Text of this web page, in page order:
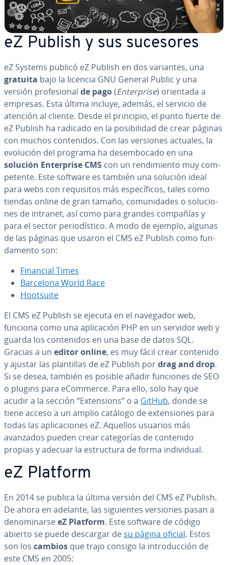
eZ Publish y sus sucesores
eZ Systems publicó eZ Publish en dos variantes, una
gratuita bajo la licencia GNU General Public y una
versión pro­fe­sio­nal de pago(En­te­r­pri­se) orientada a
empresas. Esta última incluye, además, el servicio de
atención al cliente. Desde el principio, el punto fuerte de
eZ Publish ha radicado en la po­si­bi­li­dad de crear páginas
con muchos co­n­te­ni­dos. Con las versiones actuales, la
evolución del programa ha desem­bo­ca­do en una
solución En­te­r­pri­se CMS con un re­n­di­mie­n­to muy co­m­
pe­te­n­te. Este software es también una solución ideal
para webs con re­qui­si­tos más es­pe­cí­fi­cos, tales como
tiendas online de gran tamaño, co­mu­ni­da­des o so­lu­cio­
nes de intranet, así como para grandes compañías y
para el sector pe­rio­dí­s­ti­co. A modo de ejemplo, algunas
de las páginas que usaron el CMS eZ Publish como fu­n­
da­me­n­to son:
Financial Times
Barcelona World Race
Hootsuite
El CMS eZ Publish se ejecuta en el navegador web,
funciona como una apli­ca­ción PHP en un servidor web y
guarda los co­n­te­ni­dos en una base de datos SQL.
Gracias a un editor online, es muy fácil crear contenido
y ajustar las pla­n­ti­llas de eZ Publish pordrag and drop.
Si se desea, también es posible añadir funciones de SEO
o plugins para eCommerce. Para ello, solo hay que
acudir a la sección “Ex­te­n­sio­ns” o a GitHub, donde se
tiene acceso a un amplio catálogo de ex­te­n­sio­nes para
todas las apli­ca­cio­nes eZ. Aquellos usuarios más
avanzados pueden crear ca­te­go­rías de contenido
propias y adecuar la es­tru­c­tu­ra de forma in­di­vi­dual.
eZ Platform
En 2014 se publica la última versión del CMS eZ Publish.
De ahora en adelante, las si­guie­n­tes versiones pasan a
de­no­mi­nar­seeZ Platform. Este software de código
abierto se puede descargar de su página oficial. Estos
son los cambios que trajo consigo la in­tro­du­c­ción de
este CMS en 2005: